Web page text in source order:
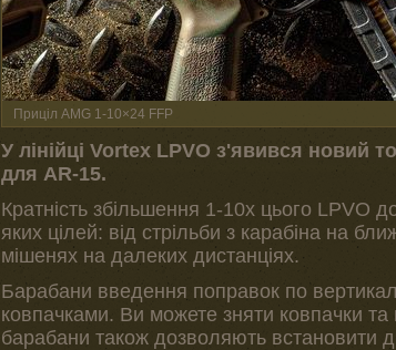
Приціл AMG 1-10×24 FFP
У лінійці Vortex LPVO з'явився новий
для AR-15.
Кратність збільшення 1-10x цього LPVO
яких цілей: від стрільби з карабіна на
мішенях на далеких дистанціях.
Барабани введення поправок по
ковпачками. Ви можете зняти ковпачки та
барабани також дозволяють встановити